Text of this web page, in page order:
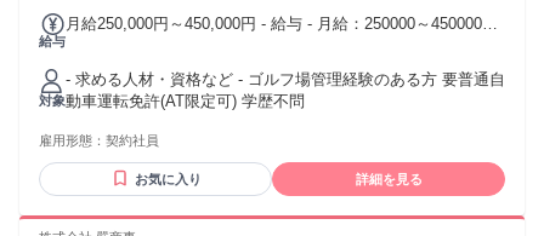
給与
月給250,000円～450,000円 - 給与 - 月給：250000～450000円
年収例：3,800,000円～6,000,000円※賞与年2回/昇給年1回(会
社業績により支給がない場合有り)
対象
- 求める人材・資格など - ゴルフ場管理経験のある方 要普通自
動車運転免許(AT限定可) 学歴不問
雇用形態： 契約社員
お気に入り 詳細を見る